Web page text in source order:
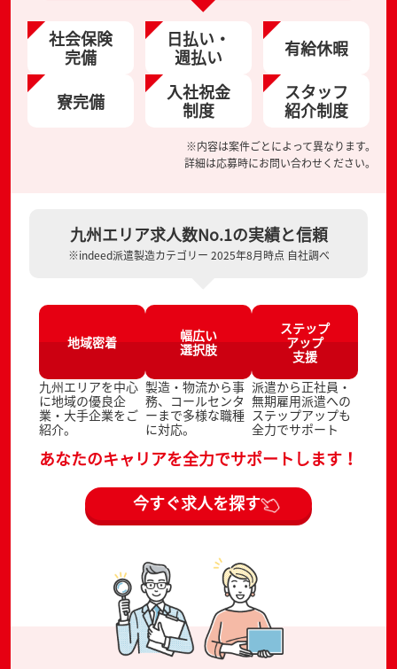
社会保険
完備
日払い・
週払い 有給休暇
寮完備 入社祝金
制度
スタッフ
紹介制度
※内容は案件ごとによって異なります。
詳細は応募時にお問い合わせください。
九州エリア求人数No.1の実績と信頼
※indeed派遣製造カテゴリー 2025年8月時点 自社調べ
地域密着
九州エリアを中心
に地域の優良企
業・大手企業をご
紹介。
幅広い
選択肢
製造・物流から事
務、コールセンタ
ーまで多様な職種
に対応。
ステップ
アップ
支援
派遣から正社員・
無期雇用派遣への
ステップアップも
全力でサポート
あなたのキャリアを全力でサポートします！
今すぐ求人を探す